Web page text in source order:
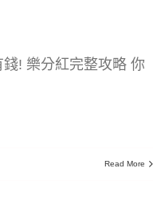
錢! 樂分紅完整攻略 你
Read More